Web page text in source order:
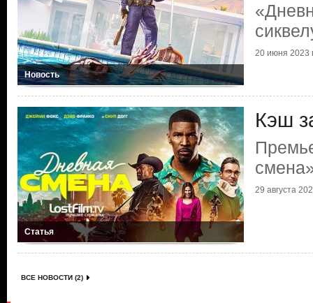
Новость
20 июня 2023
Статья
Кэш
29 августа
ВСЕ НОВОСТИ (2)